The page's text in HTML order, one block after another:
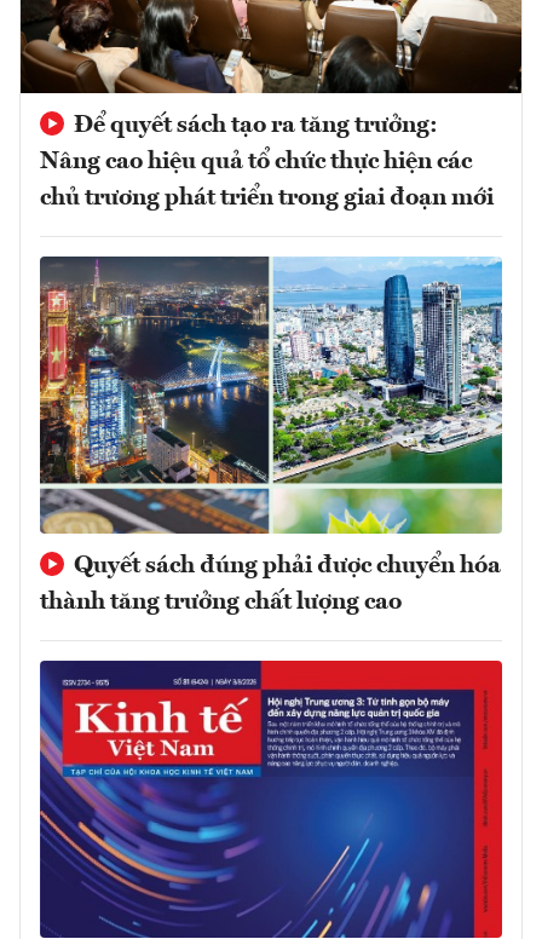
Để quyết sách tạo ra tăng trưởng:
Nâng cao hiệu quả tổ chức thực hiện các
chủ trương phát triển trong giai đoạn mới
Quyết sách đúng phải được chuyển hóa
thành tăng trưởng chất lượng cao